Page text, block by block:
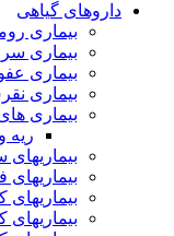
داروهای گیاهی
بیماری
بیماری
بیماری
بیماری
بیماری
ریه
بیماریهای